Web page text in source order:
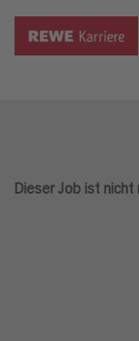
Dieser Job ist nicht